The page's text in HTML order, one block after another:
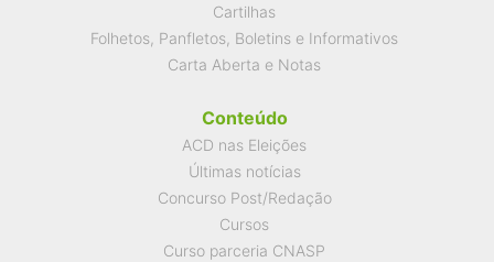
Cartilhas
Folhetos, Panfletos, Boletins e Informativos
Carta Aberta e Notas
Conteúdo
ACD nas Eleições
Últimas notícias
Concurso Post/Redação
Cursos
Curso parceria CNASP